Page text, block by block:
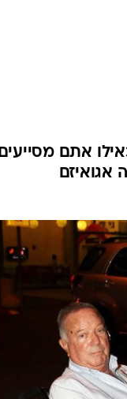
אתם מסייעים
אגואיזם